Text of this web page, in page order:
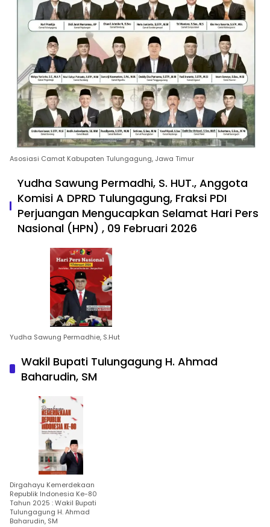
Asosiasi Camat Kabupaten Tulungagung, Jawa Timur
Yudha Sawung Permadhi, S. HUT., Anggota
Komisi A DPRD Tulungagung, Fraksi PDI
Perjuangan Mengucapkan Selamat Hari Pers
Nasional (HPN) , 09 Februari 2026
Yudha Sawung Permadhie, S.Hut
Wakil Bupati Tulungagung H. Ahmad
Baharudin, SM
Dirgahayu Kemerdekaan
Republik Indonesia Ke-80
Tahun 2025 : Wakil Bupati
Tulungagung H. Ahmad
Baharudin, SM